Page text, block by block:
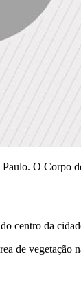
O
centro da
de vegetação